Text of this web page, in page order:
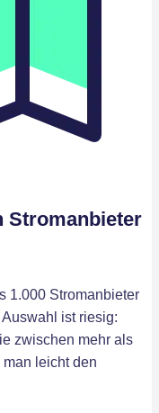
Stromanbieter
1.000 Stromanbieter
ist riesig:
zwischen mehr als
leicht den